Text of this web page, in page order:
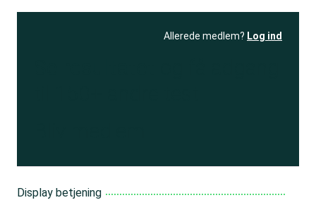
Allerede medlem? Log ind
Display betjening